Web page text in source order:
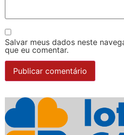
Salvar meus dados neste
que eu comentar.